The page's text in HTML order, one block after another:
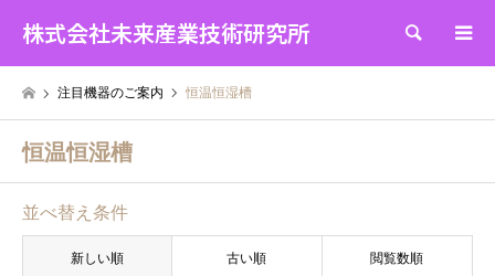
株式会社未来産業技術研究所 検索
注目機器のご案内 恒温恒湿槽
恒温恒湿槽
並べ替え条件
新しい順 古い順 閲覧数順